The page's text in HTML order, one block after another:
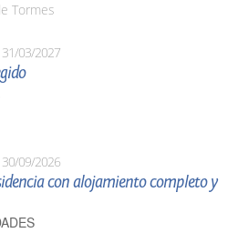
Tormes
31/03/2027
30/09/2026
con alojamiento completo y